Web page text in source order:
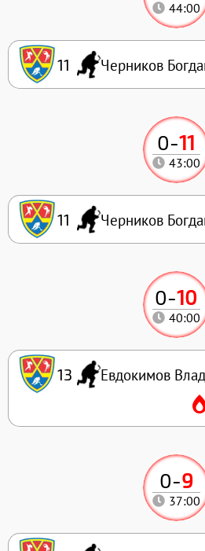
0-9
37:00
0-10
40:00
13 Евдокимов
0-11
43:00
11 Черников
44:00
11 Черников